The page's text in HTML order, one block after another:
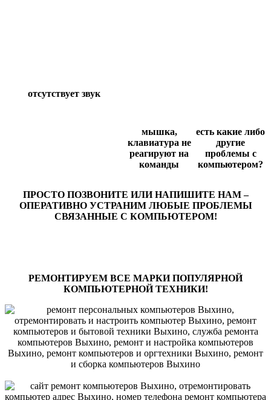
отсутствует звук
мышка,
клавиатура не
реагируют на
команды
есть какие либо
другие
проблемы с
компьютером?
ПРОСТО ПОЗВОНИТЕ ИЛИ НАПИШИТЕ НАМ –
ОПЕРАТИВНО УСТРАНИМ ЛЮБЫЕ ПРОБЛЕМЫ
СВЯЗАННЫЕ С КОМПЬЮТЕРОМ!
РЕМОНТИРУЕМ ВСЕ МАРКИ ПОПУЛЯРНОЙ
КОМПЬЮТЕРНОЙ ТЕХНИКИ!